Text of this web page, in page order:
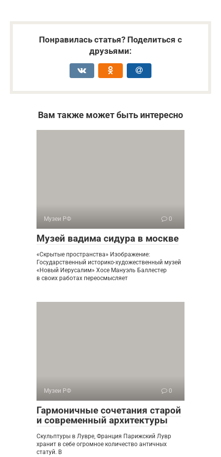
Понравилась статья? Поделиться с
друзьями:
Вам также может быть интересно
Музеи РФ 0
Музей вадима сидура в москве
«Скрытые пространства» Изображение:
Государственный историко-художественный музей
«Новый Иерусалим» Хосе Мануэль Баллестер
в своих работах переосмысляет
Музеи РФ 0
Гармоничные сочетания старой
и современный архитектуры
Скульптуры в Лувре, Франция Парижский Лувр
хранит в себе огромное количество античных
статуй. В